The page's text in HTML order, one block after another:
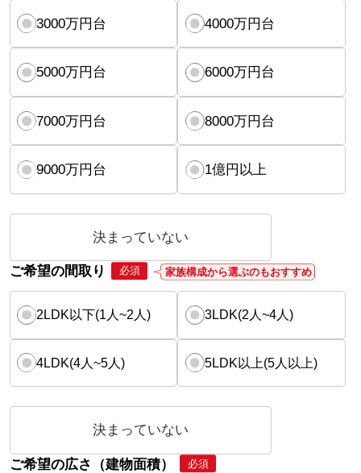
3000万円台 4000万円台
5000万円台 6000万円台
7000万円台 8000万円台
9000万円台 1億円以上
決まっていない
ご希望の間取り 必須 家族構成から選ぶのもおすすめ
2LDK以下(1人~2人) 3LDK(2人~4人)
4LDK(4人~5人) 5LDK以上(5人以上)
決まっていない
ご希望の広さ（建物面積）
必須